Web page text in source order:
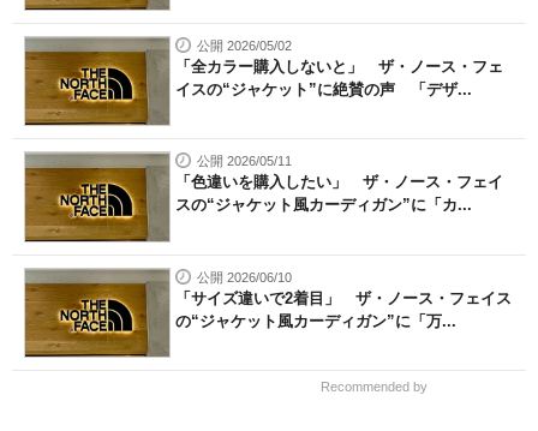
公開 2026/05/02
「全カラー購入しないと」 ザ・ノース・フェ
イスの“ジャケット”に絶賛の声 「デザ...
公開 2026/05/11
「色違いを購入したい」 ザ・ノース・フェイ
スの“ジャケット風カーディガン”に「カ...
公開 2026/06/10
「サイズ違いで2着目」 ザ・ノース・フェイス
の“ジャケット風カーディガン”に「万...
Recommended by